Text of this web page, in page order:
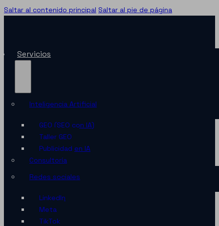
Saltar al contenido principal Saltar al pie de página
Servicios
Inteligencia Artificial
GEO (SEO con IA)
Taller GEO
Publicidad en IA
Consultoría
Redes sociales
LinkedIn
Meta
TikTok